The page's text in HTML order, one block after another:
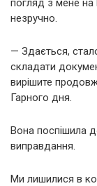
погляд з мене на
незручно.
— Здається,
складати
вирішите
Гарного дня.
Вона поспішила
виправдання.
Ми лишилися в